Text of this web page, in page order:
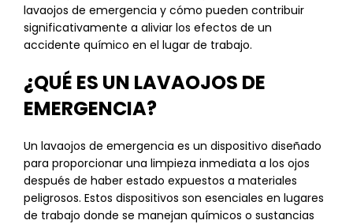
lavaojos de emergencia y cómo pueden contribuir
significativamente a aliviar los efectos de un
accidente químico en el lugar de trabajo.
¿QUÉ ES UN LAVAOJOS DE
EMERGENCIA?
Un lavaojos de emergencia es un dispositivo diseñado
para proporcionar una limpieza inmediata a los ojos
después de haber estado expuestos a materiales
peligrosos. Estos dispositivos son esenciales en lugares
de trabajo donde se manejan químicos o sustancias